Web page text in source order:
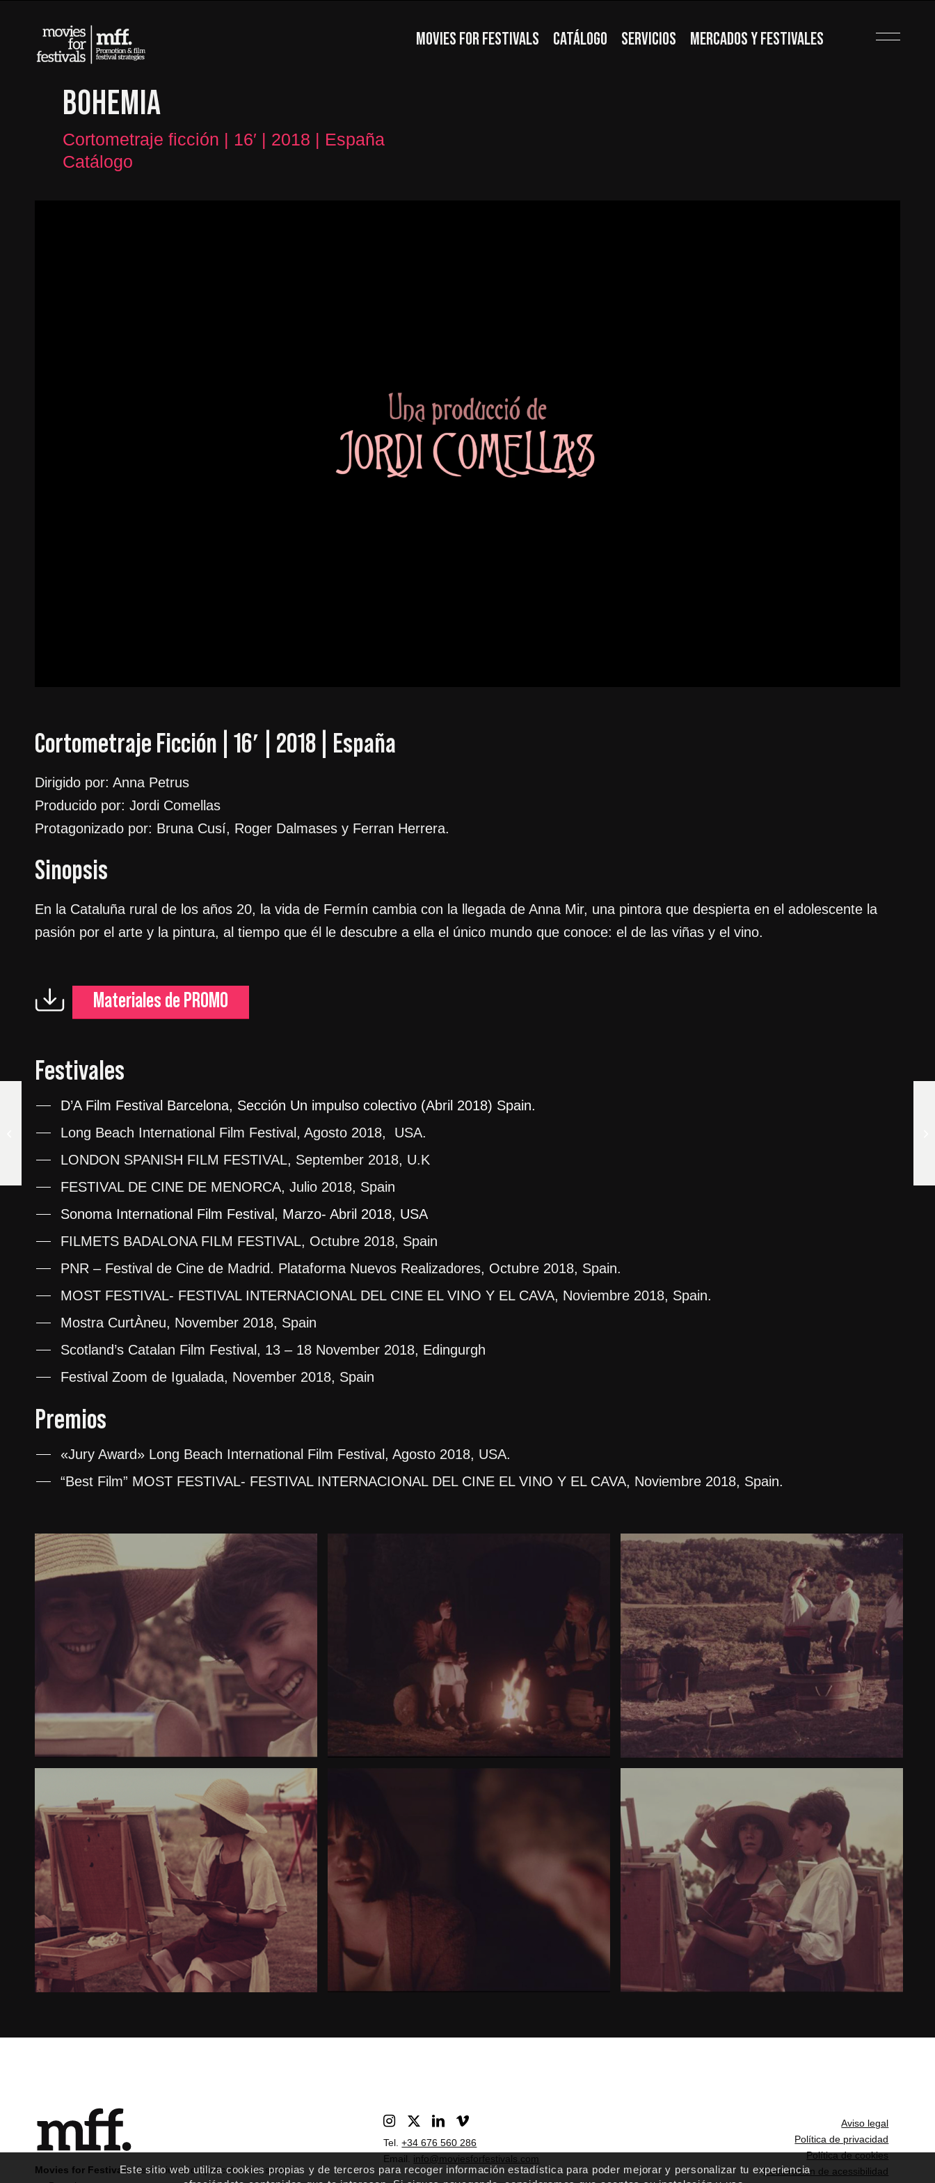
MOVIES FOR FESTIVALS CATÁLOGO SERVICIOS MERCADOS Y FESTIVALES
BOHEMIA
Cortometraje ficción | 16′ | 2018 | España
Catálogo
Cortometraje Ficción | 16′ | 2018 | España
Dirigido por: Anna Petrus
Producido por: Jordi Comellas
Protagonizado por: Bruna Cusí, Roger Dalmases y Ferran Herrera.
Sinopsis
En la Cataluña rural de los años 20, la vida de Fermín cambia con la llegada de Anna Mir, una pintora que despierta en el adolescente la
pasión por el arte y la pintura, al tiempo que él le descubre a ella el único mundo que conoce: el de las viñas y el vino.
Materiales de PROMO
Festivales
D’A Film Festival Barcelona, Sección Un impulso colectivo (Abril 2018) Spain.
Long Beach International Film Festival, Agosto 2018, USA.
LONDON SPANISH FILM FESTIVAL, September 2018, U.K
FESTIVAL DE CINE DE MENORCA, Julio 2018, Spain
Sonoma International Film Festival, Marzo- Abril 2018, USA
FILMETS BADALONA FILM FESTIVAL, Octubre 2018, Spain
PNR – Festival de Cine de Madrid. Plataforma Nuevos Realizadores, Octubre 2018, Spain.
MOST FESTIVAL- FESTIVAL INTERNACIONAL DEL CINE EL VINO Y EL CAVA, Noviembre 2018, Spain.
Mostra CurtÀneu, November 2018, Spain
Scotland’s Catalan Film Festival, 13 – 18 November 2018, Edingurgh
Festival Zoom de Igualada, November 2018, Spain
Premios
«Jury Award» Long Beach International Film Festival, Agosto 2018, USA.
“Best Film” MOST FESTIVAL- FESTIVAL INTERNACIONAL DEL CINE EL VINO Y EL CAVA, Noviembre 2018, Spain.
Movies for Festivalsdistribuidora de películas con sede
Tel.+34 676 560 286
Email. info@moviesforfestivals.com
Aviso legal
Política de privacidad
Política de cookies
Declaración de acessibilidad
ENFEMME
Este sitio web utiliza cookies propias y de terceros para recoger información estadística para poder mejorar y personalizar tu experiencia